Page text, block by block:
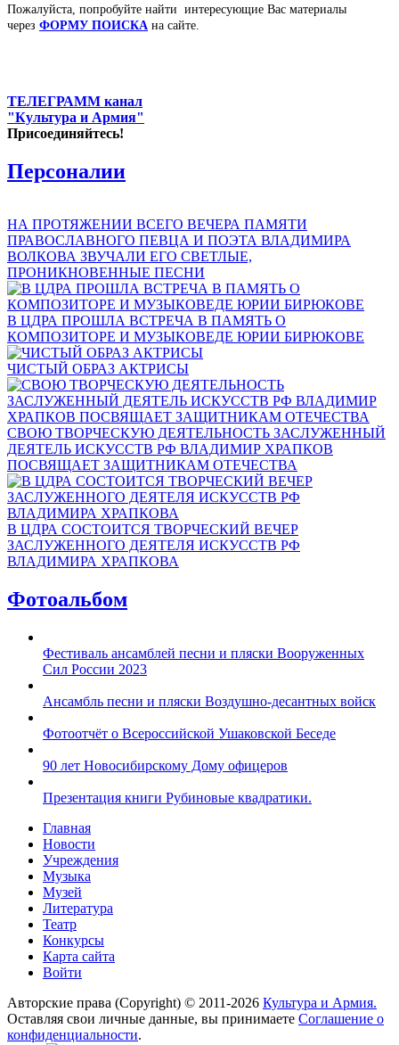
Пожалуйста, попробуйте найти интересующие Вас материалы
через ФОРМУ ПОИСКА на сайте.
ТЕЛЕГРАММ канал
"Культура и Армия"
Присоединяйтесь!
Персоналии
НА ПРОТЯЖЕНИИ ВСЕГО ВЕЧЕРА ПАМЯТИ
ПРАВОСЛАВНОГО ПЕВЦА И ПОЭТА ВЛАДИМИРА
ВОЛКОВА ЗВУЧАЛИ ЕГО СВЕТЛЫЕ,
ПРОНИКНОВЕННЫЕ ПЕСНИ
В ЦДРА ПРОШЛА ВСТРЕЧА В ПАМЯТЬ О
КОМПОЗИТОРЕ И МУЗЫКОВЕДЕ ЮРИИ БИРЮКОВЕ
ЧИСТЫЙ ОБРАЗ АКТРИСЫ
СВОЮ ТВОРЧЕСКУЮ ДЕЯТЕЛЬНОСТЬ ЗАСЛУЖЕННЫЙ
ДЕЯТЕЛЬ ИСКУССТВ РФ ВЛАДИМИР ХРАПКОВ
ПОСВЯЩАЕТ ЗАЩИТНИКАМ ОТЕЧЕСТВА
В ЦДРА СОСТОИТСЯ ТВОРЧЕСКИЙ ВЕЧЕР
ЗАСЛУЖЕННОГО ДЕЯТЕЛЯ ИСКУССТВ РФ
ВЛАДИМИРА ХРАПКОВА
Фотоальбом
Фестиваль ансамблей песни и пляски Вооруженных
Сил России 2023
Ансамбль песни и пляски Воздушно-десантных войск
Фотоотчёт о Всероссийской Ушаковской Беседе
90 лет Новосибирскому Дому офицеров
Презентация книги Рубиновые квадратики.
Главная
Новости
Учреждения
Музыка
Музей
Литература
Театр
Конкурсы
Карта сайта
Войти
Авторские права (Copyright) © 2011-2026 Культура и Армия.
Оставляя свои личные данные, вы принимаете Соглашение о
конфиденциальности.